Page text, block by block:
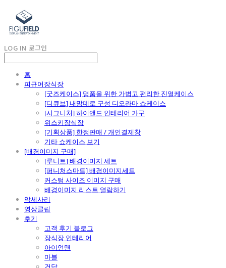
LOG IN 로그인
홈
피규어장식장
[굿즈케이스] 명품을 위한 가볍고 편리한 진열케이스
[디큐브] 내맘데로 구성 디오라마 쇼케이스
[시그니처] 하이앤드 인테리어 가구
위스키장식장
[기획상품] 한정판매 / 개인결제창
기타 쇼케이스 보기
[배경이미지 구매]
[루니트] 배경이미지 세트
[퍼니처스마트] 배경이미지세트
커스텀 사이즈 이미지 구매
배경이미지 리스트 열람하기
악세사리
영상클립
후기
고객 후기 블로그
장식장 인테리어
아이언맨
마블